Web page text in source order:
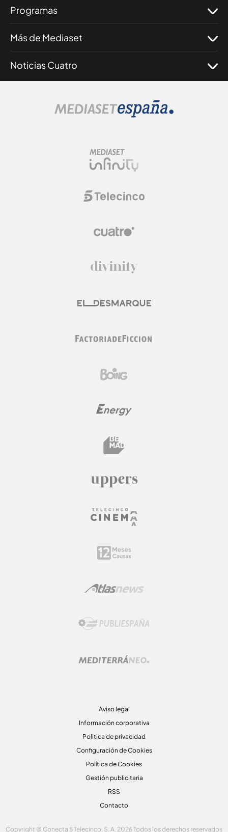
Programas
Más de Mediaset
Noticias Cuatro
Aviso legal
Información corporativa
Politica de privacidad
Configuración de Cookies
Política de Cookies
Gestión publicitaria
RSS
Contacto
Copyright © Conecta 5 Telecinco, S. A. 2026 Todos los derechos reservados